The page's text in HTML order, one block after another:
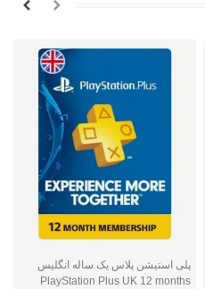
پلی استیشن پلاس یک ساله انگلیس
PlayStation Plus UK 12 months